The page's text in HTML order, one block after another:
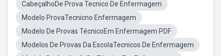
CabeçalhoDe Prova Tecnico De Enfermagem
Modelo ProvaTecnicno Enfermagem
Modelo De Provas TécnicoEm Enfermagem PDF
Modelos De Provas Da EscolaTecnicos De Enfermagem